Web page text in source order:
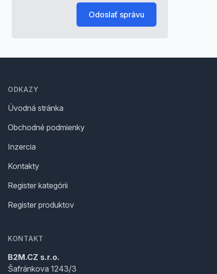
Odoslať správu
ODKAZY
Úvodná stránka
Obchodné podmienky
Inzercia
Kontakty
Register kategórii
Register produktov
KONTAKT
B2M.CZ s.r.o.
Šafránkova 1243/3